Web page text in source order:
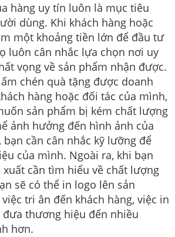
hàng uy tín luôn là mục tiêu
dùng. Khi khách hàng hoặc
một khoảng tiền lớn để đầu tư
luôn cân nhắc lựa chọn nơi uy
vọng về sản phẩm nhận được.
chén quà tặng được doanh
hàng hoặc đối tác của mình,
sản phẩm bị kém chất lượng
ảnh hưởng đến hình ảnh của
bạn cần cân nhắc kỹ lưỡng để
của mình. Ngoài ra, khi bạn
cần tìm hiểu về chất lượng
sẽ có thể in logo lên sản
tri ân đến khách hàng, việc in
thương hiệu đến nhiều
hơn.